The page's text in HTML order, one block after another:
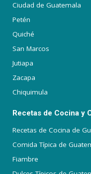
Ciudad de Guatemala
Petén
Quiché
San Marcos
Jutiapa
Zacapa
Chiquimula
Recetas de Cocina y
Recetas de Cocina de
Comida Típica de
Fiambre